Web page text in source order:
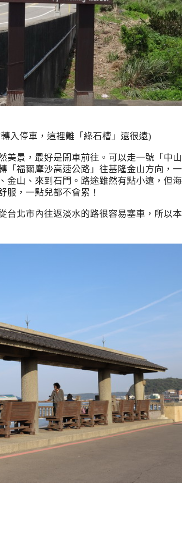
入停車，這裡離「綠石槽」還很遠)
美景，最好是開車前往。可以走一號「中山
「福爾摩沙高速公路」往基隆金山方向，一
金山、來到石門。路途雖然有點小遠，但海
服，一點兒都不會累！
台北市內往返淡水的路很容易塞車，所以本